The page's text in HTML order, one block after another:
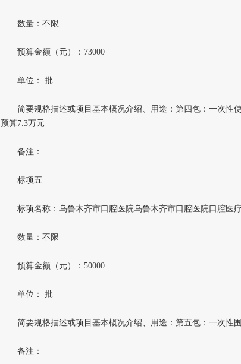
数量：不限
预算金额（元）：73000
单位： 批
简要规格描述或项目基本概况介绍、用途：第四包：一次性使
预算7.3万元
备注：
标项五
标项名称：乌鲁木齐市口腔医院乌鲁木齐市口腔医院口腔医
数量：不限
预算金额（元）：50000
单位： 批
简要规格描述或项目基本概况介绍、用途：第五包：一次性
备注：